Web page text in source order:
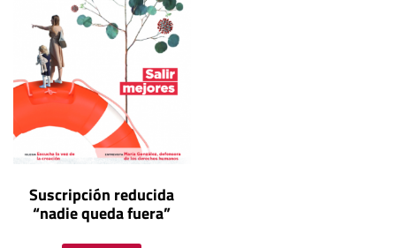
Suscripción reducida
“nadie queda fuera”